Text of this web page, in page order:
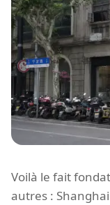
Voilà le fait
autres :